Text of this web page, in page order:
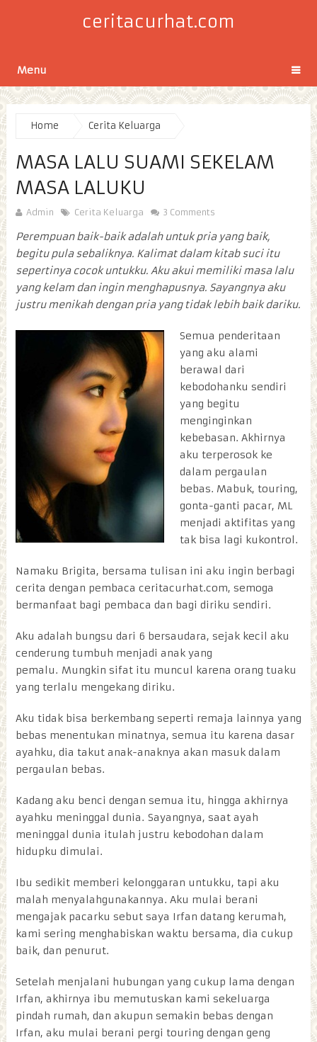
ceritacurhat.com
Menu
Home Cerita Keluarga
MASA LALU SUAMI SEKELAM
MASA LALUKU
Admin Cerita Keluarga 3 Comments
Perempuan baik-baik adalah untuk pria yang baik,
begitu pula sebaliknya. Kalimat dalam kitab suci itu
sepertinya cocok untukku. Aku akui memiliki masa lalu
yang kelam dan ingin menghapusnya. Sayangnya aku
justru menikah dengan pria yang tidak lebih baik dariku.
Semua penderitaan
yang aku alami
berawal dari
kebodohanku sendiri
yang begitu
menginginkan
kebebasan. Akhirnya
aku terperosok ke
dalam pergaulan
bebas. Mabuk, touring,
gonta-ganti pacar, ML
menjadi aktifitas yang
tak bisa lagi kukontrol.
Namaku Brigita, bersama tulisan ini aku ingin berbagi
cerita dengan pembaca ceritacurhat.com, semoga
bermanfaat bagi pembaca dan bagi diriku sendiri.
Aku adalah bungsu dari 6 bersaudara, sejak kecil aku
cenderung tumbuh menjadi anak yang
pemalu. Mungkin sifat itu muncul karena orang tuaku
yang terlalu mengekang diriku.
Aku tidak bisa berkembang seperti remaja lainnya yang
bebas menentukan minatnya, semua itu karena dasar
ayahku, dia takut anak-anaknya akan masuk dalam
pergaulan bebas.
Kadang aku benci dengan semua itu, hingga akhirnya
ayahku meninggal dunia. Sayangnya, saat ayah
meninggal dunia itulah justru kebodohan dalam
hidupku dimulai.
Ibu sedikit memberi kelonggaran untukku, tapi aku
malah menyalahgunakannya. Aku mulai berani
mengajak pacarku sebut saya Irfan datang kerumah,
kami sering menghabiskan waktu bersama, dia cukup
baik, dan penurut.
Setelah menjalani hubungan yang cukup lama dengan
Irfan, akhirnya ibu memutuskan kami sekeluarga
pindah rumah, dan akupun semakin bebas dengan
Irfan, aku mulai berani pergi touring dengan geng